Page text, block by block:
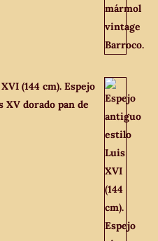
(144 cm). Espejo
dorado pan de